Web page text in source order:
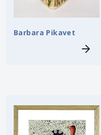
Barbara Pikavet